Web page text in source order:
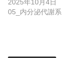
2025年10月4日
05_内分泌代謝系